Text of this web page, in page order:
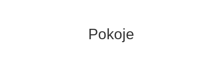
Pokoje